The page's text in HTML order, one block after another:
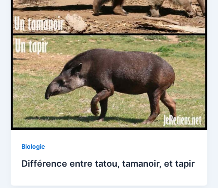
Biologie
Différence entre tatou, tamanoir, et tapir